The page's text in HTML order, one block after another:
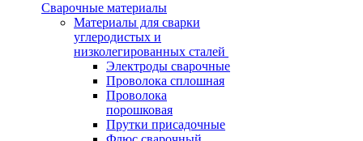
Сварочные материалы
Материалы для сварки
углеродистых и
низколегированных сталей
Электроды сварочные
Проволока сплошная
Проволока
порошковая
Прутки присадочные